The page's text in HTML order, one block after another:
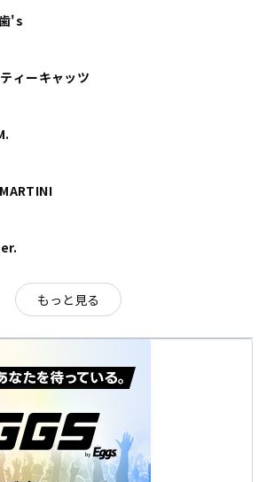
's
ィーキャッツ
もっと見る